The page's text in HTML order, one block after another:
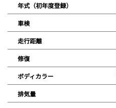
年式（初年度登録）
車検
走行距離
修復
ボディカラー
排気量